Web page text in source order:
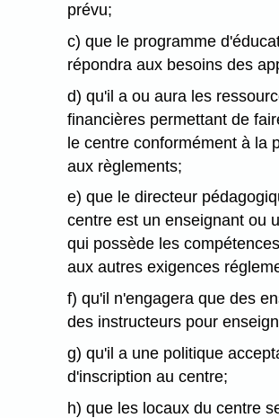
prévu;
c) que le programme
répondra aux besoins des
d) qu'il a ou aura les
financières permettant de
le centre conformément à la
aux règlements;
e) que le directeur
centre est un enseignant ou
qui possède les
aux autres exigences
f) qu'il n'engagera que des
des instructeurs pour
g) qu'il a une politique
d'inscription au centre;
h) que les locaux du centre